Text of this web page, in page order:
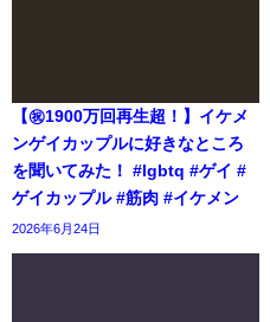
【㊗️1900万回再生超！】イケメ
ンゲイカップルに好きなところ
を聞いてみた！ #lgbtq #ゲイ #
ゲイカップル #筋肉 #イケメン
2026年6月24日